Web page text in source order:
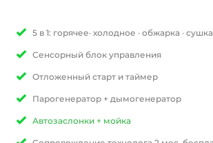
5 в 1: горячее· холодное · обжарка · сушка
Сенсорный блок управления
Отложенный старт и таймер
Парогенератор + дымогенератор
Автозаслонки + мойка